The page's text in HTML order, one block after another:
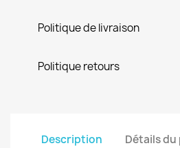
Politique de livraison
Politique retours
Description Détails